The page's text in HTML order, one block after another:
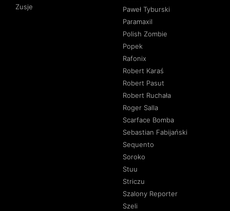
Zusje
Paweł Tyburski
Paramaxil
Polish Zombie
Popek
Rafonix
Robert Karaś
Robert Pasut
Robert Ruchała
Roger Salla
Scarface Bomba
Sebastian Fabijański
Sequento
Soroko
Stuu
Striczu
Szalony Reporter
Szeli